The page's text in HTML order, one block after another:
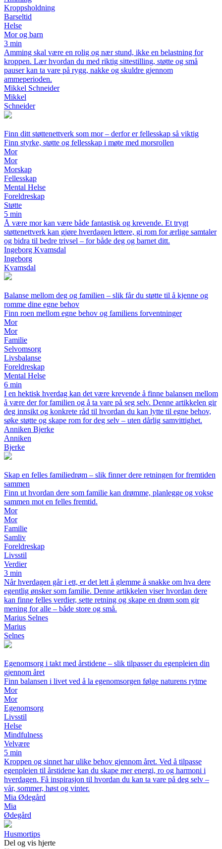
Kroppsholdning
Barseltid
Helse
Mor og barn
3 min
Amming skal være en rolig og nær stund, ikke en belastning for
kroppen. Lær hvordan du med riktig sittestilling, støtte og små
pauser kan ta vare på rygg, nakke og skuldre gjennom
ammeperioden.
Mikkel Schneider
Mikkel
Schneider
Finn ditt støttenettverk som mor – derfor er fellesskap så viktig
Finn styrke, støtte og fellesskap i møte med morsrollen
Mor
Mor
Morskap
Fellesskap
Mental Helse
Foreldreskap
Støtte
5 min
Å være mor kan være både fantastisk og krevende. Et trygt
støttenettverk kan gjøre hverdagen lettere, gi rom for ærlige samtaler
og bidra til bedre trivsel – for både deg og barnet ditt.
Ingeborg Kvamsdal
Ingeborg
Kvamsdal
Balanse mellom deg og familien – slik får du støtte til å kjenne og
romme dine egne behov
Finn roen mellom egne behov og familiens forventninger
Mor
Mor
Familie
Selvomsorg
Livsbalanse
Foreldreskap
Mental Helse
6 min
I en hektisk hverdag kan det være krevende å finne balansen mellom
å være der for familien og å ta vare på seg selv. Denne artikkelen gir
deg innsikt og konkrete råd til hvordan du kan lytte til egne behov,
søke støtte og skape rom for deg selv – uten dårlig samvittighet.
Anniken Bjerke
Anniken
Bjerke
Skap en felles familiedrøm – slik finner dere retningen for fremtiden
sammen
Finn ut hvordan dere som familie kan drømme, planlegge og vokse
sammen mot en felles fremtid.
Mor
Mor
Familie
Samliv
Foreldreskap
Livsstil
Verdier
3 min
Når hverdagen går i ett, er det lett å glemme å snakke om hva dere
egentlig ønsker som familie. Denne artikkelen viser hvordan dere
kan finne felles verdier, sette retning og skape en drøm som gir
mening for alle – både store og små.
Marius Selnes
Marius
Selnes
Egenomsorg i takt med årstidene – slik tilpasser du egenpleien din
gjennom året
Finn balansen i livet ved å la egenomsorgen følge naturens rytme
Mor
Mor
Egenomsorg
Livsstil
Helse
Mindfulness
Velvære
5 min
Kroppen og sinnet har ulike behov gjennom året. Ved å tilpasse
egenpleien til årstidene kan du skape mer energi, ro og harmoni i
hverdagen. Få inspirasjon til hvordan du kan ta vare på deg selv –
vår, sommer, høst og vinter.
Mia Ødegård
Mia
Ødegård
Husmortips
Del og vis hjerte